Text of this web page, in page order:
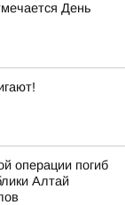
День
операции погиб
Алтай